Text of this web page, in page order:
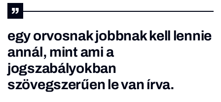
egy orvosnak jobbnak kell lennie
annál, mint ami a
jogszabályokban
szövegszerűen le van írva.